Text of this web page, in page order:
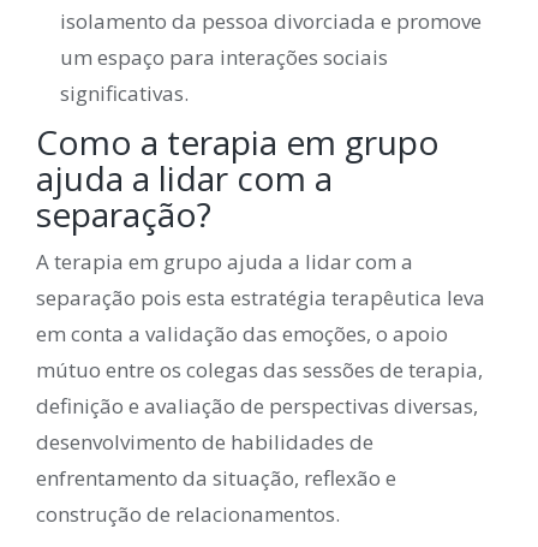
isolamento da pessoa divorciada e promove
um espaço para interações sociais
significativas.
Como a terapia em grupo
ajuda a lidar com a
separação?
A terapia em grupo ajuda a lidar com a
separação pois esta estratégia terapêutica leva
em conta a validação das emoções, o apoio
mútuo entre os colegas das sessões de terapia,
definição e avaliação de perspectivas diversas,
desenvolvimento de habilidades de
enfrentamento da situação, reflexão e
construção de relacionamentos.